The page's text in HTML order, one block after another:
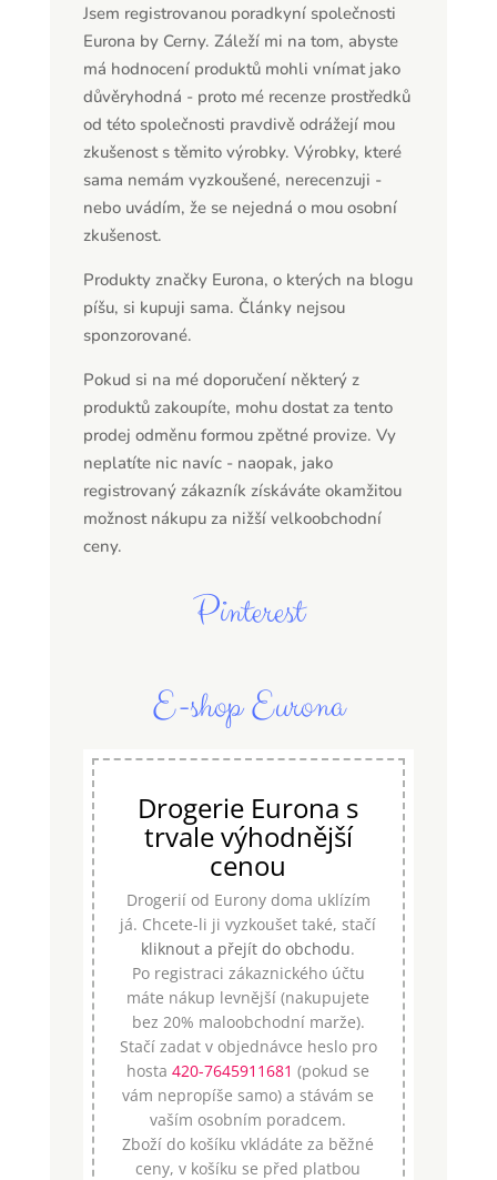
Jsem registrovanou poradkyní společnosti
Eurona by Cerny. Záleží mi na tom, abyste
má hodnocení produktů mohli vnímat jako
důvěryhodná - proto mé recenze prostředků
od této společnosti pravdivě odrážejí mou
zkušenost s těmito výrobky. Výrobky, které
sama nemám vyzkoušené, nerecenzuji -
nebo uvádím, že se nejedná o mou osobní
zkušenost.
Produkty značky Eurona, o kterých na blogu
píšu, si kupuji sama. Články nejsou
sponzorované.
Pokud si na mé doporučení některý z
produktů zakoupíte, mohu dostat za tento
prodej odměnu formou zpětné provize. Vy
neplatíte nic navíc - naopak, jako
registrovaný zákazník získáváte okamžitou
možnost nákupu za nižší velkoobchodní
ceny.
Pinterest
E-shop Eurona
Drogerie Eurona s
trvale výhodnější
cenou
Drogerií od Eurony doma uklízím
já. Chcete-li ji vyzkoušet také, stačí
kliknout a přejít do obchodu.
Po registraci zákaznického účtu
máte nákup levnější (nakupujete
bez 20% maloobchodní marže).
Stačí zadat v objednávce heslo pro
hosta420-7645911681 (pokud se
vám nepropíše samo) a stávám se
vaším osobním poradcem.
Zboží do košíku vkládáte za běžné
ceny, v košíku se před platbou